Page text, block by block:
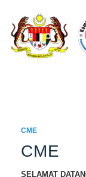
CME
CME
SELAMAT